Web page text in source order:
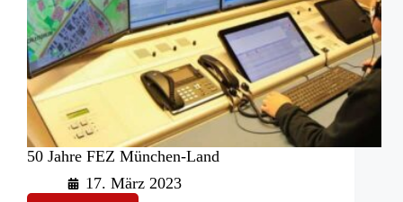
50 Jahre FEZ München-Land
17. März 2023